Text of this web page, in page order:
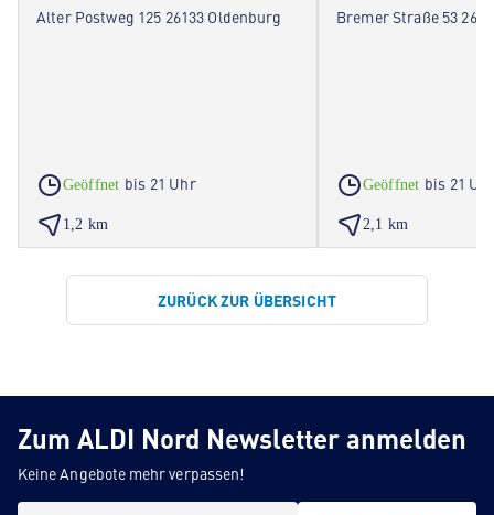
Alter Postweg 125 26133 Oldenburg
Geöffnet bis 21 Uhr
1,2 km
Bremer Straße 53
Geöffnet bis 21
2,1 km
ZURÜCK ZUR ÜBERSICHT
Zum ALDI Nord Newsletter anmelden
Keine Angebote mehr verpassen!